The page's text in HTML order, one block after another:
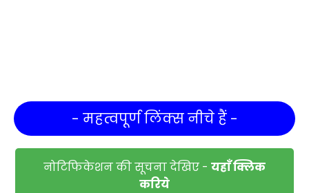
- महत्वपूर्ण लिंक्स नीचे हैं -
नोटिफिकेशन की सूचना देखिए - यहाँ क्लिक
करिये